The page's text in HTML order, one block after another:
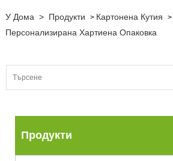
У Дома > Продукти > Картонена Кутия >
Персонализирана Хартиена Опаковка
Продукти